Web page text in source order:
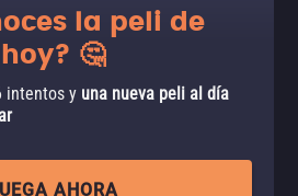
la peli de
hoy? 🤔
intentos y una nueva peli al día
AHORA